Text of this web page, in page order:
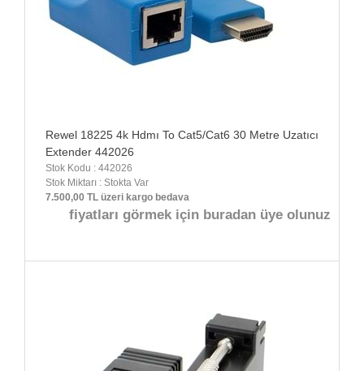
Rewel 18225 4k Hdmı To Cat5/Cat6 30 Metre Uzatıcı
Extender 442026
Stok Kodu : 442026
Stok Miktarı : Stokta Var
7.500,00 TL üzeri kargo bedava
fiyatları görmek için buradan üye olunuz